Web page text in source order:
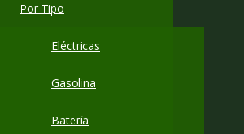
Por Tipo
Eléctricas
Gasolina
Batería